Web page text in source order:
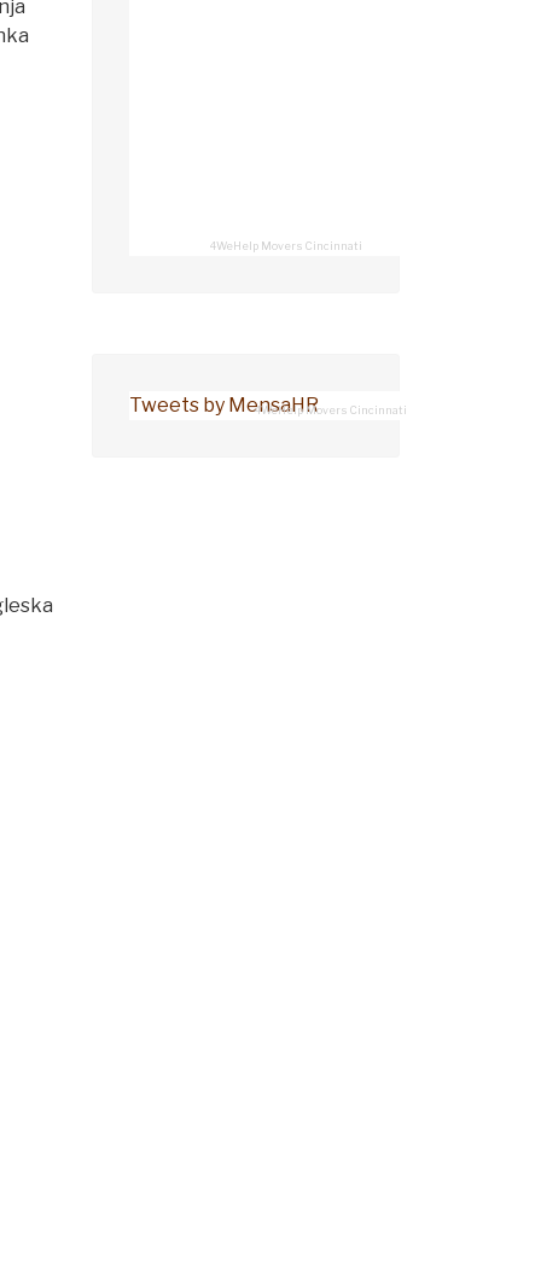
4WeHelp Movers Cincinnati
Tweets by MensaHR4WeHelp Movers Cincinnati